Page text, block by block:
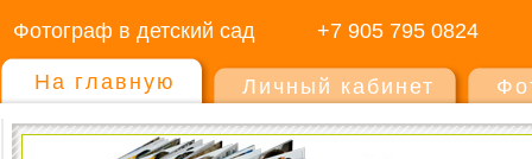
Фотограф в детский сад +7 905 795 0824
На главную Личный кабинет